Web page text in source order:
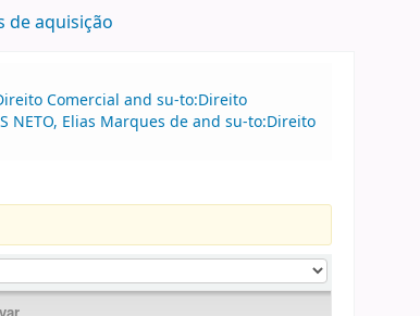
de aquisição
Comercial and su-to:Direito
NETO, Elias Marques de and su-to:Direito